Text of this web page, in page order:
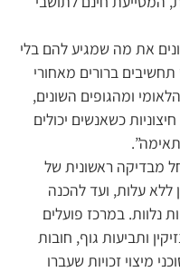
את מה שמגיע להם בלי
ברורים מאחורי
ומהגופים השונים,
כשאנשים יכולים
מבדיקה ראשונית של
ללא עלות, ועד להכנה
נלוות. במרכז פועלים
ותביעות גוף, חובות
פירעון, ודיני עבודה, לצד 11 סוכני מיצוי זכויות שעברו